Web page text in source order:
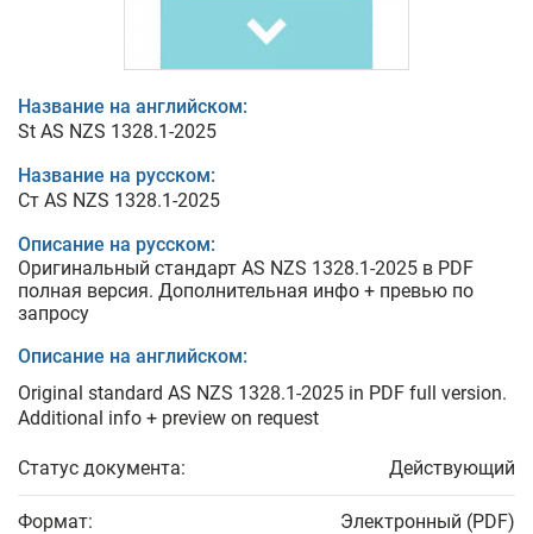
Название на английском:
St AS NZS 1328.1-2025
Название на русском:
Ст AS NZS 1328.1-2025
Описание на русском:
Оригинальный стандарт AS NZS 1328.1-2025 в PDF
полная версия. Дополнительная инфо + превью по
запросу
Описание на английском:
Original standard AS NZS 1328.1-2025 in PDF full version.
Additional info + preview on request
Статус документа: Действующий
Формат: Электронный (PDF)